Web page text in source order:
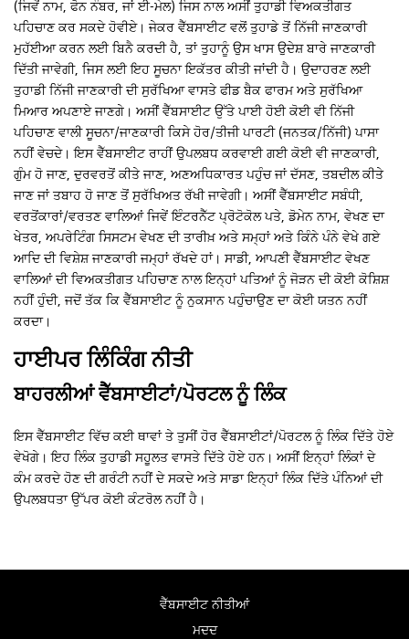
(ਜਿਵੇਂ ਨਾਮ, ਫੋਨ ਨੰਬਰ, ਜਾਂ ਈ-ਮੇਲ) ਜਿਸ ਨਾਲ ਅਸੀਂ ਤੁਹਾਡੀ ਵਿਅਕਤੀਗਤ
ਪਹਿਚਾਣ ਕਰ ਸਕਦੇ ਹੋਵੀਏ। ਜੇਕਰ ਵੈੱਬਸਾਈਟ ਵਲੋਂ ਤੁਹਾਡੇ ਤੋਂ ਨਿੱਜੀ ਜਾਣਕਾਰੀ
ਮੁਹੱਈਆ ਕਰਨ ਲਈ ਬਿਨੈ ਕਰਦੀ ਹੈ, ਤਾਂ ਤੁਹਾਨੂੰ ਉਸ ਖਾਸ ਉਦੇਸ਼ ਬਾਰੇ ਜਾਣਕਾਰੀ
ਦਿੱਤੀ ਜਾਵੇਗੀ, ਜਿਸ ਲਈ ਇਹ ਸੂਚਨਾ ਇਕੱਤਰ ਕੀਤੀ ਜਾਂਦੀ ਹੈ। ਉਦਾਹਰਣ ਲਈ
ਤੁਹਾਡੀ ਨਿੱਜੀ ਜਾਣਕਾਰੀ ਦੀ ਸੁਰੱਖਿਆ ਵਾਸਤੇ ਫੀਡ ਬੈਕ ਫਾਰਮ ਅਤੇ ਸੁਰੱਖਿਆ
ਮਿਆਰ ਅਪਣਾਏ ਜਾਣਗੇ। ਅਸੀਂ ਵੈੱਬਸਾਈਟ ਉੱਤੇ ਪਾਈ ਹੋਈ ਕੋਈ ਵੀ ਨਿੱਜੀ
ਪਹਿਚਾਣ ਵਾਲੀ ਸੂਚਨਾ/ਜਾਣਕਾਰੀ ਕਿਸੇ ਹੋਰ/ਤੀਜੀ ਪਾਰਟੀ (ਜਨਤਕ/ਨਿੱਜੀ) ਪਾਸਾ
ਨਹੀਂ ਵੇਚਦੇ। ਇਸ ਵੈੱਬਸਾਈਟ ਰਾਹੀਂ ਉਪਲਬਧ ਕਰਵਾਈ ਗਈ ਕੋਈ ਵੀ ਜਾਣਕਾਰੀ,
ਗੁੰਮ ਹੋ ਜਾਣ, ਦੁਰਵਰਤੋਂ ਕੀਤੇ ਜਾਣ, ਅਣਅਧਿਕਾਰਤ ਪਹੁੰਚ ਜਾਂ ਦੱਸਣ, ਤਬਦੀਲ ਕੀਤੇ
ਜਾਣ ਜਾਂ ਤਬਾਹ ਹੋ ਜਾਣ ਤੋਂ ਸੁਰੱਖਿਅਤ ਰੱਖੀ ਜਾਵੇਗੀ। ਅਸੀਂ ਵੈੱਬਸਾਈਟ ਸਬੰਧੀ,
ਵਰਤੋਂਕਾਰਾਂ/ਵਰਤਣ ਵਾਲਿਆਂ ਜਿਵੇਂ ਇੰਟਰਨੈੱਟ ਪ੍ਰੋਟੋਕੋਲ ਪਤੇ, ਡੋਮੇਨ ਨਾਮ, ਵੇਖਣ ਦਾ
ਖੇਤਰ, ਅਪਰੇਟਿੰਗ ਸਿਸਟਮ ਵੇਖਣ ਦੀ ਤਾਰੀਖ਼ ਅਤੇ ਸਮ੍ਹਾਂ ਅਤੇ ਕਿੰਨੇ ਪੰਨੇ ਵੇਖੇ ਗਏ
ਆਦਿ ਦੀ ਵਿਸ਼ੇਸ਼ ਜਾਣਕਾਰੀ ਜਮ੍ਹਾਂ ਰੱਖਦੇ ਹਾਂ। ਸਾਡੀ, ਆਪਣੀ ਵੈੱਬਸਾਈਟ ਵੇਖਣ
ਵਾਲਿਆਂ ਦੀ ਵਿਅਕਤੀਗਤ ਪਹਿਚਾਣ ਨਾਲ ਇਨ੍ਹਾਂ ਪਤਿਆਂ ਨੂੰ ਜੋੜਨ ਦੀ ਕੋਈ ਕੋਸ਼ਿਸ਼
ਨਹੀਂ ਹੁੰਦੀ, ਜਦੋਂ ਤੱਕ ਕਿ ਵੈੱਬਸਾਈਟ ਨੂੰ ਨੁਕਸਾਨ ਪਹੁੰਚਾਉਣ ਦਾ ਕੋਈ ਯਤਨ ਨਹੀਂ
ਕਰਦਾ।
ਹਾਈਪਰ ਲਿੰਕਿੰਗ ਨੀਤੀ
ਬਾਹਰਲੀਆਂ ਵੈੱਬਸਾਈਟਾਂ/ਪੋਰਟਲ ਨੂੰ ਲਿੰਕ
ਇਸ ਵੈੱਬਸਾਈਟ ਵਿੱਚ ਕਈ ਥਾਵਾਂ ਤੇ ਤੁਸੀਂ ਹੋਰ ਵੈੱਬਸਾਈਟਾਂ/ਪੋਰਟਲ ਨੂੰ ਲਿੰਕ ਦਿੱਤੇ ਹੋਏ
ਵੇਖੋਗੇ। ਇਹ ਲਿੰਕ ਤੁਹਾਡੀ ਸਹੂਲਤ ਵਾਸਤੇ ਦਿੱਤੇ ਹੋਏ ਹਨ। ਅਸੀਂ ਇਨ੍ਹਾਂ ਲਿੰਕਾਂ ਦੇ
ਕੰਮ ਕਰਦੇ ਹੋਣ ਦੀ ਗਰੰਟੀ ਨਹੀਂ ਦੇ ਸਕਦੇ ਅਤੇ ਸਾਡਾ ਇਨ੍ਹਾਂ ਲਿੰਕ ਦਿੱਤੇ ਪੰਨਿਆਂ ਦੀ
ਉਪਲਬਧਤਾ ਉੱਪਰ ਕੋਈ ਕੰਟਰੋਲ ਨਹੀਂ ਹੈ।
ਵੈੱਬਸਾਈਟ ਨੀਤੀਆਂ
ਮਦਦ